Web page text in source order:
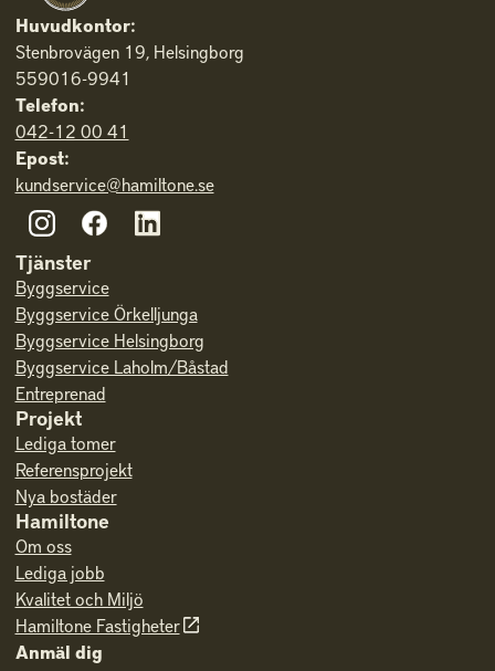
Huvudkontor:
Stenbrovägen 19, Helsingborg
559016-9941
Telefon:
042-12 00 41
Epost:
kundservice@hamiltone.se
Tjänster
Byggservice
Byggservice Örkelljunga
Byggservice Helsingborg
Byggservice Laholm/Båstad
Entreprenad
Projekt
Lediga tomer
Referensprojekt
Nya bostäder
Hamiltone
Om oss
Lediga jobb
Kvalitet och Miljö
Hamiltone Fastigheter
Anmäl dig